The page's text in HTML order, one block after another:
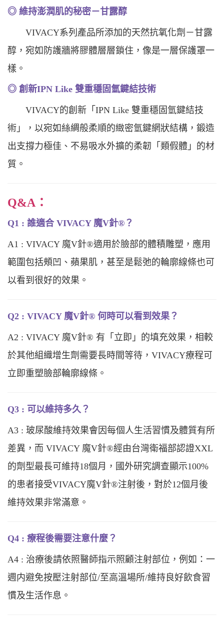
◎ 維持澎潤肌的秘密－甘露醇
VIVACY系列產品所添加的天然抗氧化劑－甘露
醇，宛如防護牆將膠體層層鎖住，像是一層保護罩一
樣。
◎ 創新IPN Like 雙重穩固氫鍵結技術
VIVACY的創新「IPN Like 雙重穩固氫鍵結技
術」，以宛如絲綢般柔順的緻密氫鍵網狀結構，鍛造
出支撐力極佳、不易吸水外擴的柔韌「類假體」的材
質。
Q&A：
Q1 : 誰適合 VIVACY 魔V針®？
A1 : VIVACY 魔V針®適用於臉部的體積雕塑，應用
範圍包括頰凹、蘋果肌，甚至是鬆弛的輪廓線條也可
以看到很好的效果。
Q2 : VIVACY 魔V針® 何時可以看到效果？
A2 : VIVACY 魔V針® 有「立即」的填充效果，相較
於其他組織增生劑需要長時間等待，VIVACY療程可
立即重塑臉部輪廓線條。
Q3 : 可以維持多久？
A3 : 玻尿酸維持效果會因每個人生活習慣及體質有所
差異，而 VIVACY 魔V針®經由台灣衛福部認證XXL
的劑型最長可維持18個月，國外研究調查顯示100%
的患者接受VIVACY魔V針®注射後，對於12個月後
維持效果非常滿意。
Q4 : 療程後需要注意什麼？
A4 : 治療後請依照醫師指示照顧注射部位，例如：一
週内避免按壓注射部位/至高溫場所/維持良好飲食習
慣及生活作息。